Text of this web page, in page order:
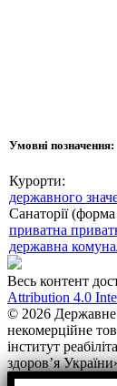
Умовні позначення:
Курорти:
державного
Санаторії (форма
приватна
державна
Весь контент
Attribution 4.0
© 2026 Державне
некомерційне
інститут
здоров’я